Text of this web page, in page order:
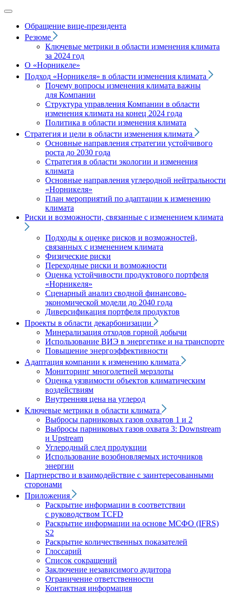
Обращение вице‑президента
Резюме
Ключевые метрики в области изменения климата
за 2024 год
О «Норникеле»
Подход «Норникеля» в области изменения климата
Почему вопросы изменения климата важны
для Компании
Структура управления Компании в области
изменения климата на конец 2024 года
Политика в области изменения климата
Стратегия и цели в области изменения климата
Основные направления стратегии устойчивого
роста до 2030 года
Стратегия в области экологии и изменения
климата
Основные направления углеродной нейтральности
«Норникеля»
План мероприятий по адаптации к изменению
климата
Риски и возможности, связанные с изменением климата
Подходы к оценке рисков и возможностей,
связанных с изменением климата
Физические риски
Переходные риски и возможности
Оценка устойчивости продуктового портфеля
«Норникеля»
Сценарный анализ сводной финансово-
экономической модели до 2040 года
Диверсификация портфеля продуктов
Проекты в области декарбонизации
Минерализация отходов горной добычи
Использование ВИЭ в энергетике и на транспорте
Повышение энергоэффективности
Адаптация компании к изменению климата
Мониторинг многолетней мерзлоты
Оценка уязвимости объектов климатическим
воздействиям
Внутренняя цена на углерод
Ключевые метрики в области климата
Выбросы парниковых газов охватов 1 и 2
Выбросы парниковых газов охвата 3: Downstream
и Upstream
Углеродный след продукции
Использование возобновляемых источников
энергии
Партнерство и взаимодействие с заинтересованными
сторонами
Приложения
Раскрытие информации в соответствии
с руководством TCFD
Раскрытие информации на основе МСФО (IFRS)
S2
Раскрытие количественных показателей
Глоссарий
Список сокращений
Заключение независимого аудитора
Ограничение ответственности
Контактная информация